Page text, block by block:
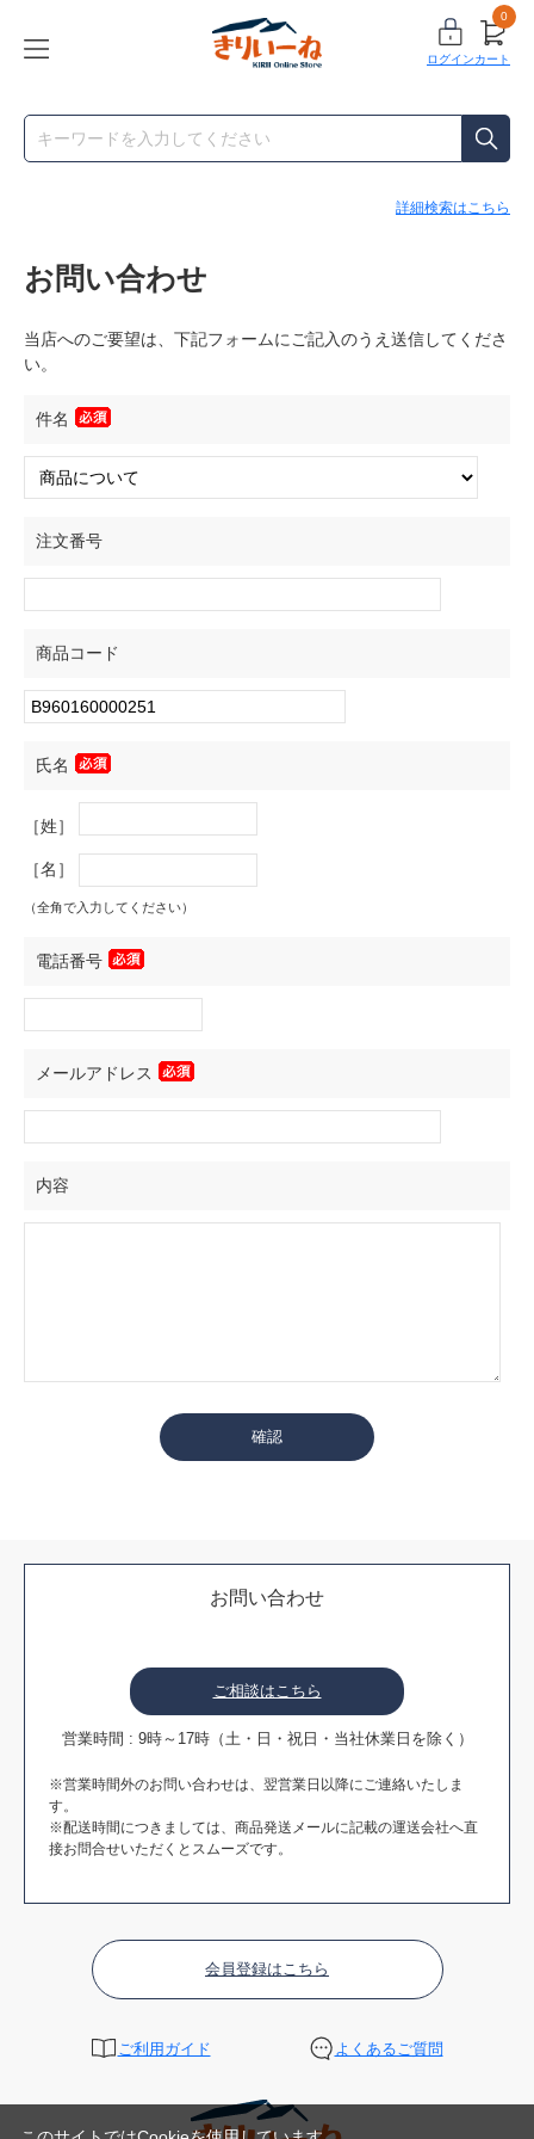
ログイン
0
カート
詳細検索はこちら
お問い合わせ
当店へのご要望は、下記フォームにご記入のうえ送信してくださ
い。
件名
注文番号
商品コード
氏名
［姓］
［名］
（全角で入力してください）
電話番号
メールアドレス
内容
お問い合わせ
ご相談はこちら
営業時間 : 9時～17時（土・日・祝日・当社休業日を除く）
※営業時間外のお問い合わせは、翌営業日以降にご連絡いたしま
す。
※配送時間につきましては、商品発送メールに記載の運送会社へ直
接お問合せいただくとスムーズです。
会員登録はこちら
ご利用ガイド よくあるご質問